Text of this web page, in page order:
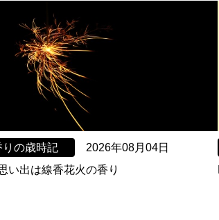
りの歳時記
2026年08月04日
い出は線香花火の香り